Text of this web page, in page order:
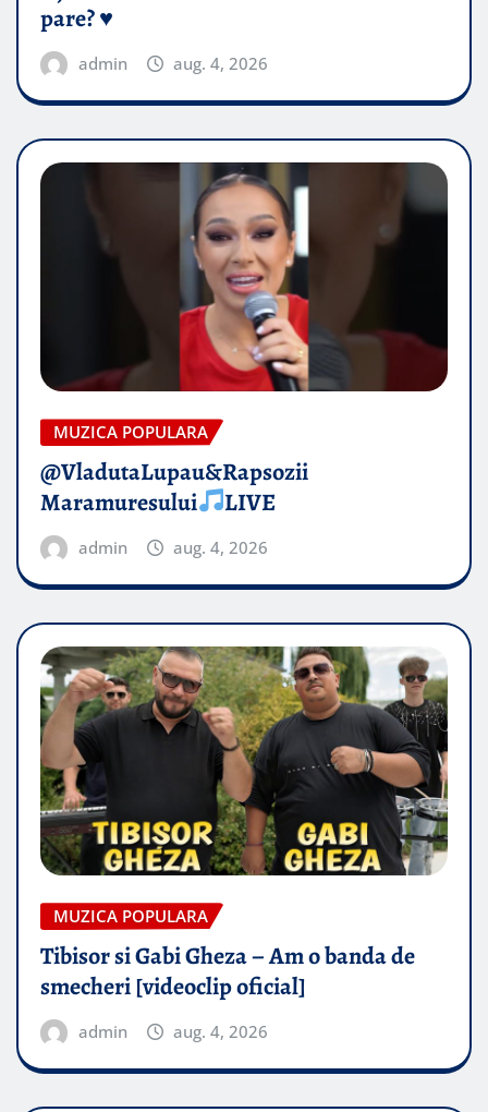
pare? ♥️
admin aug. 4, 2026
MUZICA POPULARA
@VladutaLupau&Rapsozii
Maramuresului
LIVE
admin aug. 4, 2026
MUZICA POPULARA
Tibisor si Gabi Gheza – Am o banda de
smecheri [videoclip oficial]
admin aug. 4, 2026